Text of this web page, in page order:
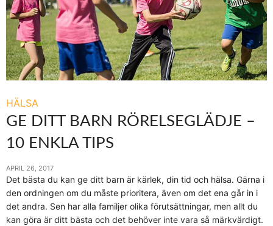
HÄLSA
GE DITT BARN RÖRELSEGLÄDJE –
10 ENKLA TIPS
APRIL 26, 2017
Det bästa du kan ge ditt barn är kärlek, din tid och hälsa. Gärna i
den ordningen om du måste prioritera, även om det ena går in i
det andra. Sen har alla familjer olika förutsättningar, men allt du
kan göra är ditt bästa och det behöver inte vara så märkvärdigt.